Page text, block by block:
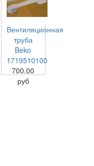
Вентиляционная
труба
Beko
1719510100
700.00
руб